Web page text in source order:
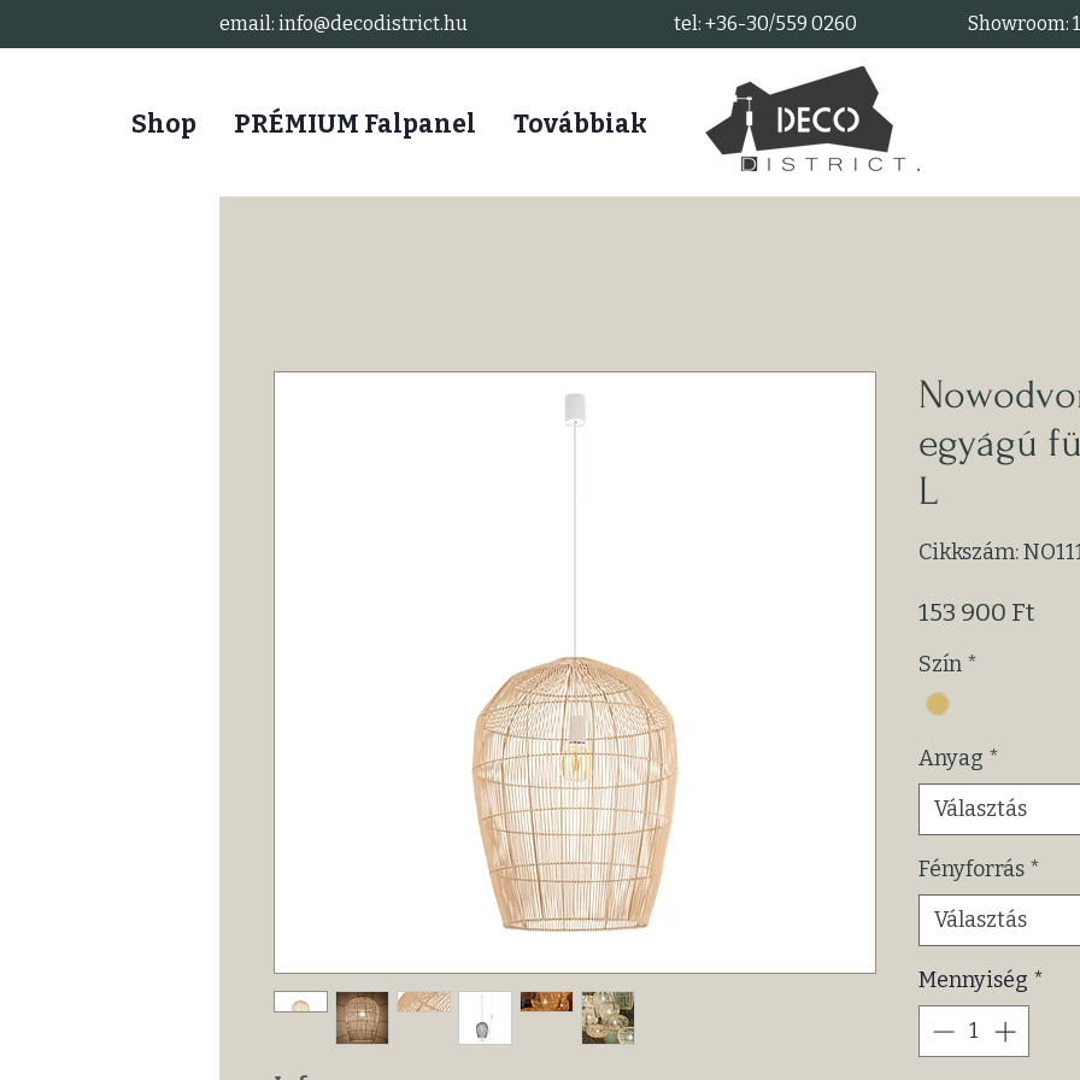
email: info@decodistrict.hu tel: +36-30/559 0260 Showroom:
Shop PRÉMIUM Falpanel Továbbiak
egyágú
L
Cikkszám:
153 900 Ft
Szín *
Anyag *
Választás
Fényforrás *
Választás
Mennyiség *